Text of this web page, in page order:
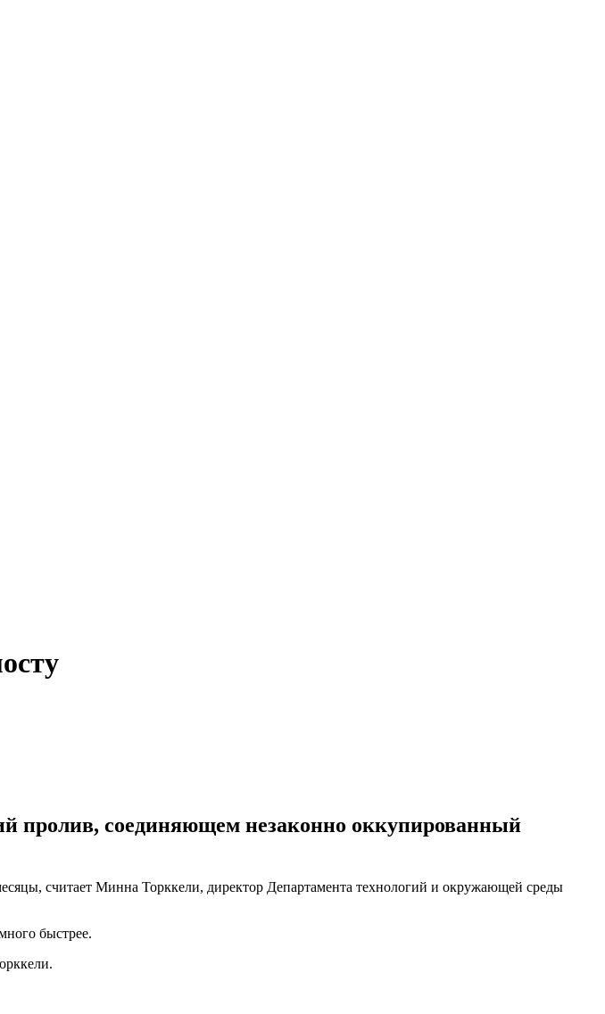
пролив, соединяющем незаконно оккупированный
считает Минна Торккели, директор Департамента технологий и окружающей среды
быстрее.